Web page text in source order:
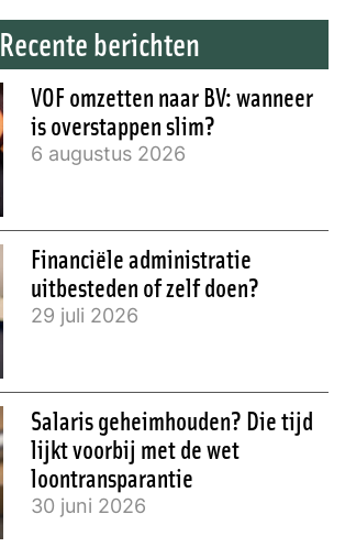
Recente berichten
VOF omzetten naar BV: wanneer
is overstappen slim?
6 augustus 2026
Financiële administratie
uitbesteden of zelf doen?
29 juli 2026
Salaris geheimhouden? Die tijd
lijkt voorbij met de wet
loontransparantie
30 juni 2026